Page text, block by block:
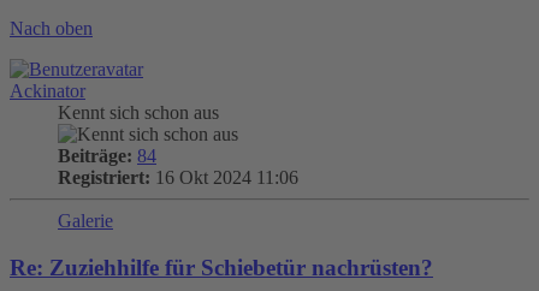
Nach oben
Ackinator
Kennt sich schon aus
Beiträge: 84
Registriert: 16 Okt 2024 11:06
Galerie
Re: Zuziehhilfe für Schiebetür nachrüsten?